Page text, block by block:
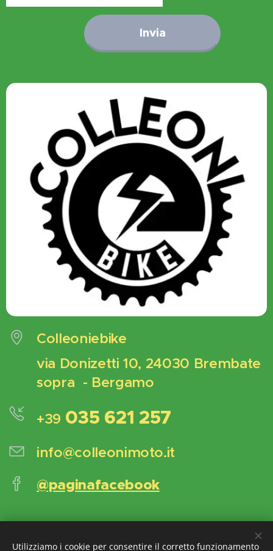
Invia
Colleoniebike
via Donizetti 10, 24030 Brembate
sopra - Bergamo
+39 035 621 257
info@colleonimoto.it
@paginafacebook
Tutti i diritti riservati | Ace Motocicli 2024
Utilizziamo i cookie per consentire il corretto funzionamento